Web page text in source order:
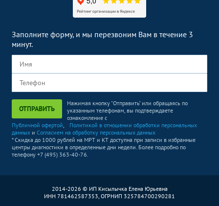
Заполните форму, и мы перезвоним Вам в течение 3
минут.
ОТПРАВИТЬ
Нажимая кнопку "Отправить" или обращаясь по
указанным телефонам, вы подтверждаете
ознакомление с
Публичной офертой,
Политикой в отношении обработки персональных
данных и Согласием на обработку персональных данных
* Скидка до 1000 рублей на МРТ и КТ доступна при записи в избранные
центры диагностики в определенные дни недели. Более подробно по
телефону +7 (495) 363-40-76.
2014-2026 © ИП Кисылычка Елена Юрьевна
ИНН 781462587353, ОГРНИП 325784700290281